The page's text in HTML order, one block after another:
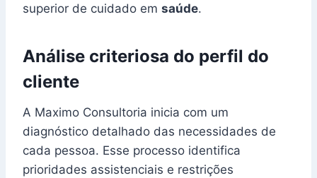
superior de cuidado em saúde.
Análise criteriosa do perfil do
cliente
A Maximo Consultoria inicia com um
diagnóstico detalhado das necessidades de
cada pessoa. Esse processo identifica
prioridades assistenciais e restrições